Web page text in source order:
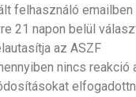
felhasználó emailben
21 napon belül
az ASZF
nincs reakció